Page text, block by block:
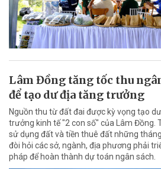
Lâm Đồng tăng tốc thu
để tạo dư địa tăng trưởng
Nguồn thu từ đất đai được kỳ vọng tạo
trưởng kinh tế "2 con số" của Lâm Đồng.
sử dụng đất và tiền thuê đất những
đòi hỏi các sở, ngành, địa phương phải
pháp để hoàn thành dự toán ngân sách.